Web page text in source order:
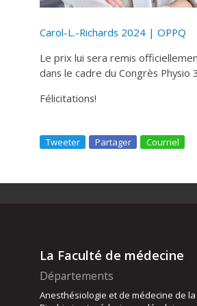
Carol-L.-Richards 2024 | OPPQ
Le prix lui sera remis
dans le cadre du Congrès
Félicitations!
Tweeter Partager Courriel
La Faculté de médecine
Départements
Anesthésiologie et de médecine de